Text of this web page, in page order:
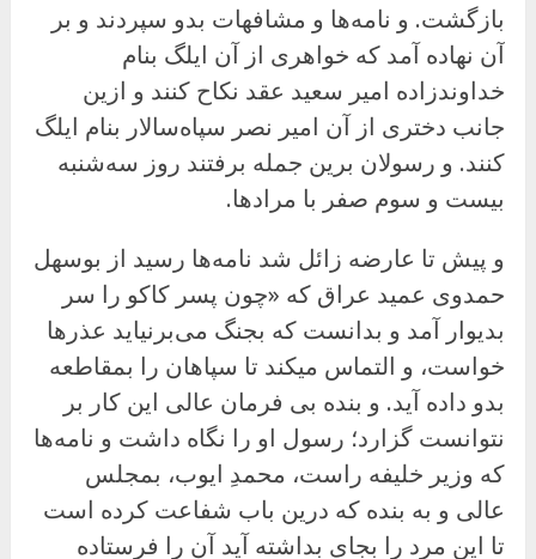
بازگشت. و نامه‌ها و مشافهات بدو سپردند و بر
آن نهاده آمد که خواهری از آن ایلگ بنام
خداوندزاده امیر سعید عقد نکاح کنند و ازین
جانب دختری از آن امیر نصر سپاه‌سالار بنام ایلگ
کنند. و رسولان برین جمله برفتند روز سه‌شنبه
بیست و سوم صفر با مرادها.
و پیش تا عارضه زائل شد نامه‌ها رسید از بوسهل
حمدوی عمید عراق که «چون پسر کاکو را سر
بدیوار آمد و بدانست که بجنگ می‌برنیاید عذرها
خواست، و التماس میکند تا سپاهان را بمقاطعه
بدو داده آید. و بنده بی فرمان عالی این کار بر
نتوانست گزارد؛ رسول او را نگاه داشت و نامه‌ها
که وزیر خلیفه راست، محمدِ ایوب، بمجلس
عالی و به بنده که درین باب شفاعت کرده است
تا این مرد را بجای بداشته آید آن را فرستاده